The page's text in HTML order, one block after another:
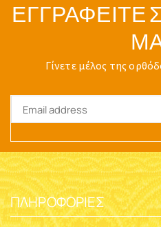
ΕΓΓΡΑΦΕΊΤΕ
Γίνετε μέλος της
ΠΛΗΡΟΦΟΡΊΕΣ